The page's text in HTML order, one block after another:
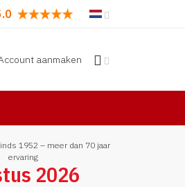
aanmaken
1952 – meer dan 70 jaar
ervaring
2026